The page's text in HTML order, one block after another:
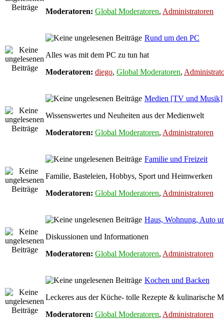
Moderatoren: Global Moderatoren, Administratoren
Rund um den PC
Alles was mit dem PC zu tun hat
Moderatoren: diego, Global Moderatoren,
Medien [TV und Musik]
Wissenswertes und Neuheiten aus der Medienwelt
Moderatoren: Global Moderatoren, Administratoren
Familie und Freizeit
Familie, Basteleien, Hobbys, Sport und Heimwerken
Moderatoren: Global Moderatoren, Administratoren
Haus, Wohnung, Auto
Diskussionen und Informationen
Moderatoren: Global Moderatoren, Administratoren
Kochen und Backen
Leckeres aus der Küche- tolle Rezepte & kulinarische
Moderatoren: Global Moderatoren, Administratoren